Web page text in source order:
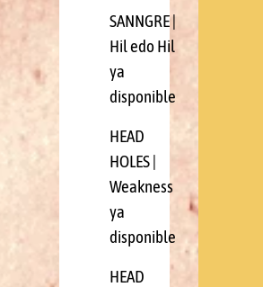
SANNGRE |
Hil edo Hil
ya
disponible
HEAD
HOLES |
Weakness
ya
disponible
HEAD